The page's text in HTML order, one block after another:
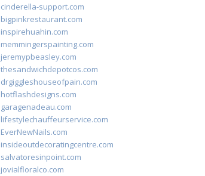
cinderella-support.com
bigpinkrestaurant.com
inspirehuahin.com
memmingerspainting.com
jeremypbeasley.com
thesandwichdepotcos.com
drgiggleshouseofpain.com
hotflashdesigns.com
garagenadeau.com
lifestylechauffeurservice.com
EverNewNails.com
insideoutdecoratingcentre.com
salvatoresinpoint.com
jovialfloralco.com